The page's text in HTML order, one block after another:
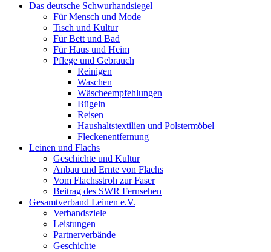
Das deutsche Schwurhandsiegel
Für Mensch und Mode
Tisch und Kultur
Für Bett und Bad
Für Haus und Heim
Pflege und Gebrauch
Reinigen
Waschen
Wäscheempfehlungen
Bügeln
Reisen
Haushaltstextilien und Polstermöbel
Fleckenentfernung
Leinen und Flachs
Geschichte und Kultur
Anbau und Ernte von Flachs
Vom Flachsstroh zur Faser
Beitrag des SWR Fernsehen
Gesamtverband Leinen e.V.
Verbandsziele
Leistungen
Partnerverbände
Geschichte